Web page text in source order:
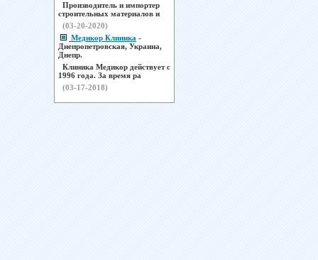
Производитель и импортер
строительных материалов и
(03-20-2020)
Медикор Клиника -
Днепропетровская, Украина,
Днепр.
Клиника Медикор действует с
1996 года. За время ра
(03-17-2018)